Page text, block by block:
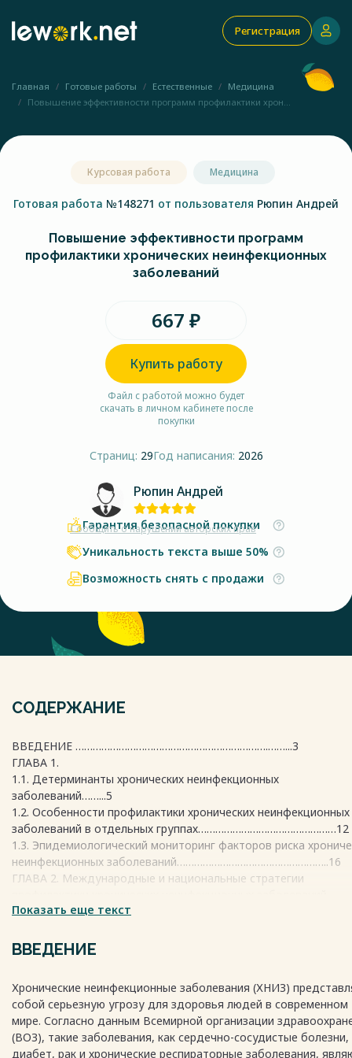
Регистрация
Главная Готовые работы Естественные
Медицина
Повышение эффективности программ профилактики хрон...
Курсовая работа Медицина
Готовая работа №148271 от пользователя Рюпин Андрей
Повышение эффективности программ
профилактики хронических неинфекционных
заболеваний
667 ₽
Купить работу
Файл с работой можно будет
скачать в личном кабинете после
покупки
Страниц: 29Год написания: 2026
Рюпин Андрей
Сообщить о нарушении авторских прав
Гарантия безопасной покупки
Уникальность текста выше 50%
Возможность снять с продажи
СОДЕРЖАНИЕ
ВВЕДЕНИЕ ………………………………………………………….……...3
ГЛАВА 1.
1.1. Детерминанты хронических неинфекционных
заболеваний……...5
1.2. Особенности профилактики хронических неинфекционных
заболеваний в отдельных группах…………………………………………12
1.3. Эпидемиологический мониторинг факторов риска
неинфекционных заболеваний……………………………………………..16
ГЛАВА 2. Международные и национальные стратегии
2.1 . Европейская стратегия ВОЗ по профилактике и борьбе с
2.2. Основные стратегии профилактики хронических
неинфекционных
2.3. Проблема догоспитальной смертности и пути ее
снижения………..8
2.4. Практический пример реализации профилактических
программ...12
Показать еще текст
ВВЕДЕНИЕ
Хронические неинфекционные заболевания (ХНИЗ)
собой серьезную угрозу для здоровья людей в современном
мире. Согласно данным Всемирной организации
(ВОЗ), такие заболевания, как сердечно-сосудистые болезни,
диабет, рак и хронические респираторные заболевания,